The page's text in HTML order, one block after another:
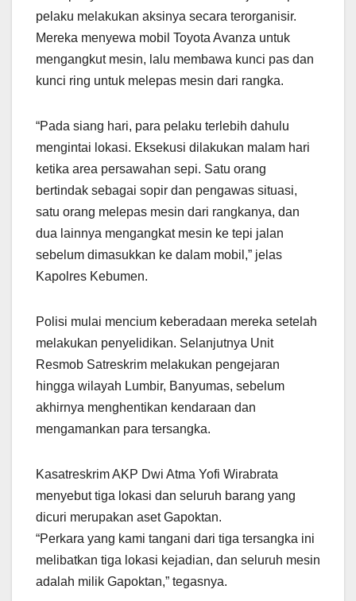
pelaku melakukan aksinya secara terorganisir.
Mereka menyewa mobil Toyota Avanza untuk
mengangkut mesin, lalu membawa kunci pas dan
kunci ring untuk melepas mesin dari rangka.
“Pada siang hari, para pelaku terlebih dahulu
mengintai lokasi. Eksekusi dilakukan malam hari
ketika area persawahan sepi. Satu orang
bertindak sebagai sopir dan pengawas situasi,
satu orang melepas mesin dari rangkanya, dan
dua lainnya mengangkat mesin ke tepi jalan
sebelum dimasukkan ke dalam mobil,” jelas
Kapolres Kebumen.
Polisi mulai mencium keberadaan mereka setelah
melakukan penyelidikan. Selanjutnya Unit
Resmob Satreskrim melakukan pengejaran
hingga wilayah Lumbir, Banyumas, sebelum
akhirnya menghentikan kendaraan dan
mengamankan para tersangka.
Kasatreskrim AKP Dwi Atma Yofi Wirabrata
menyebut tiga lokasi dan seluruh barang yang
dicuri merupakan aset Gapoktan.
“Perkara yang kami tangani dari tiga tersangka ini
melibatkan tiga lokasi kejadian, dan seluruh mesin
adalah milik Gapoktan,” tegasnya.